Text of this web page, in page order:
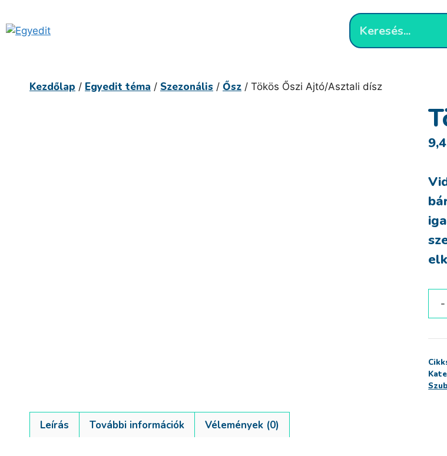
tartalomba
Kezdőlap / Egyedit téma / Szezonális / Ősz / Tökös Őszi Ajtó/Asztali dísz
Leírás További információk Vélemények (0)